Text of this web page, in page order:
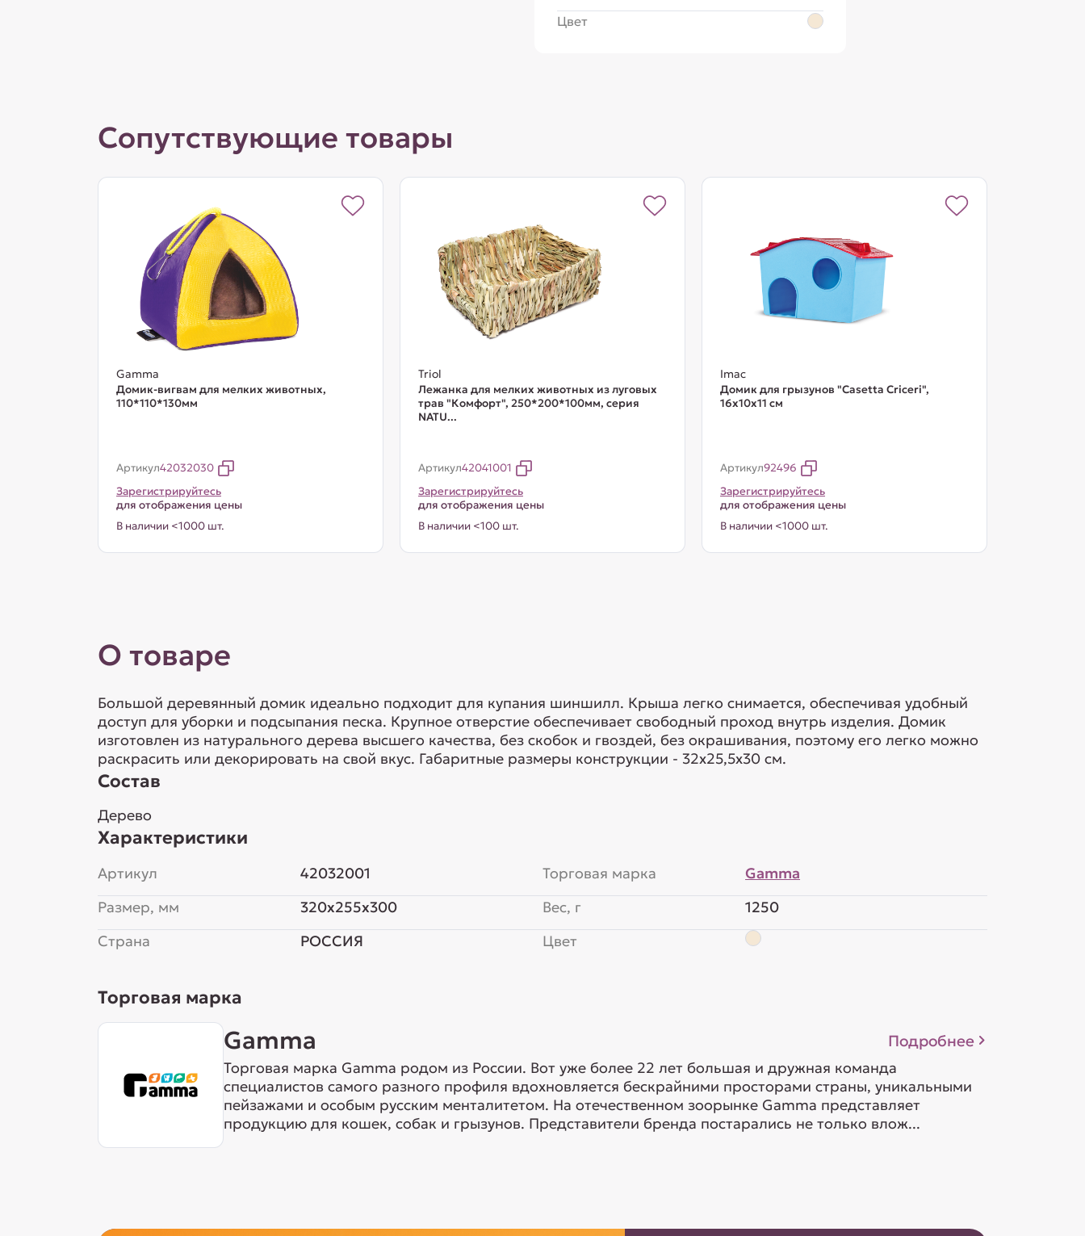
Цвет
Сопутствующие товары
Gamma
Домик-вигвам для мелких животных,
110*110*130мм
Артикул42032030
Зарегистрируйтесь
для отображения цены
В наличии <1000 шт.
Triol
Лежанка для мелких животных из луговых
трав "Комфорт", 250*200*100мм, серия
NATU...
Артикул42041001
Зарегистрируйтесь
для отображения цены
В наличии <100 шт.
Imac
Домик для грызунов "Casetta Criceri",
16х10х11 см
Артикул92496
Зарегистрируйтесь
для отображения цены
В наличии <1000 шт.
О товаре
Большой деревянный домик идеально подходит для купания шиншилл. Крыша легко снимается, обеспечивая удобный
доступ для уборки и подсыпания песка. Крупное отверстие обеспечивает свободный проход внутрь изделия. Домик
изготовлен из натурального дерева высшего качества, без скобок и гвоздей, без окрашивания, поэтому его легко можно
раскрасить или декорировать на свой вкус. Габаритные размеры конструкции - 32х25,5х30 см.
Состав
Дерево
Характеристики
Артикул
42032001
Размер, мм
320x255x300
Страна
РОССИЯ
Торговая марка
Gamma
Вес, г
1250
Цвет
Торговая марка
Gamma Подробнее
Торговая марка Gamma родом из России. Вот уже более 22 лет большая и дружная команда
специалистов самого разного профиля вдохновляется бескрайними просторами страны, уникальными
пейзажами и особым русским менталитетом. На отечественном зоорынке Gamma представляет
продукцию для кошек, собак и грызунов. Представители бренда постарались не только влож...